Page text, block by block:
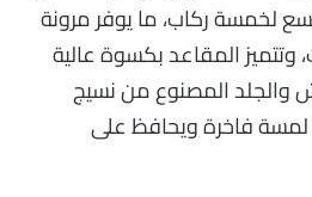
لخمسة ركاب، ما يوفر مرونة
وتتميز المقاعد بكسوة عالية
والجلد المصنوع من نسيج
فاخرة ويحافظ على